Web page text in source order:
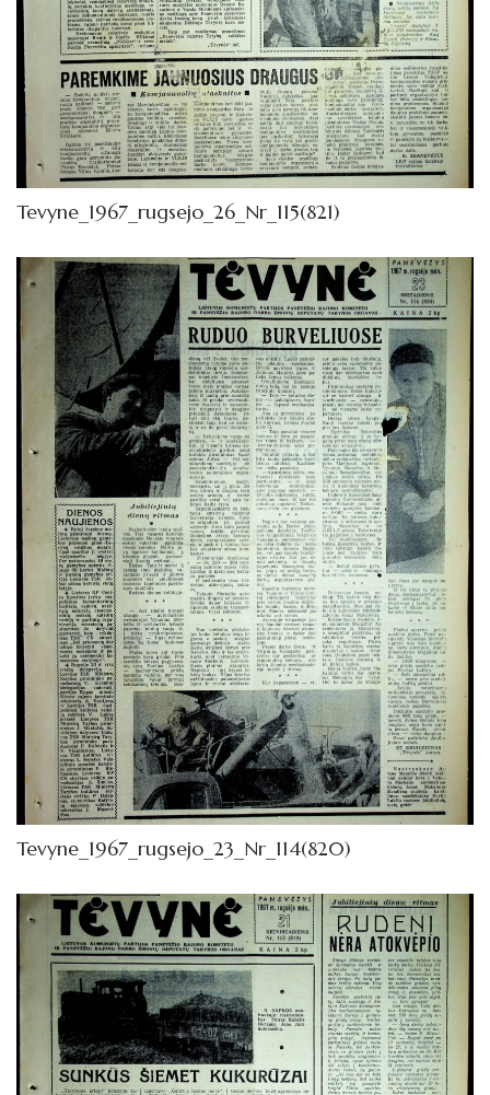
Tevyne_1967_rugsejo_26_Nr_115(821)
Tevyne_1967_rugsejo_23_Nr_114(820)